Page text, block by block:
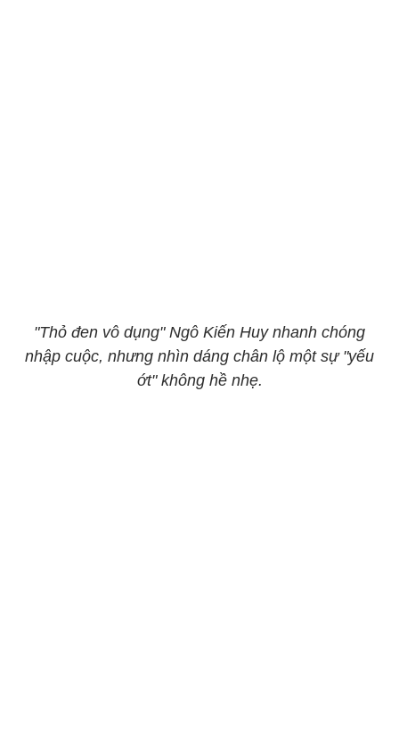
"Thỏ đen vô dụng" Ngô Kiến Huy nhanh chóng
nhập cuộc, nhưng nhìn dáng chân lộ một sự "yếu
ớt" không hề nhẹ.